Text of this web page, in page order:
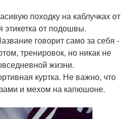
походку на каблучках от
этикетка от подошвы.
говорит само за себя -
тренировок, но никак не
жизни.
куртка. Не важно, что
и мехом на капюшоне.